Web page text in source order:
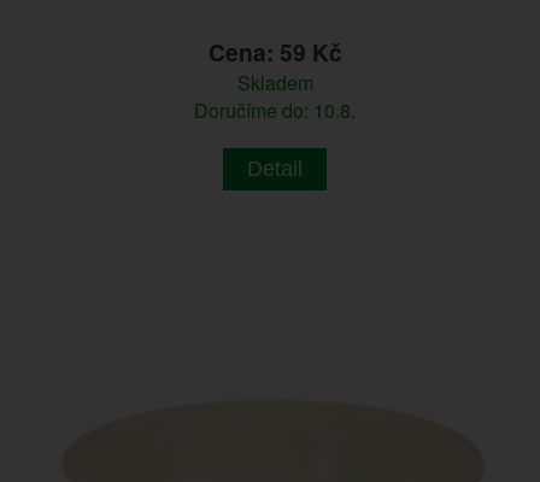
Cena: 59 Kč
Skladem
Doručíme do: 10.8.
Detail